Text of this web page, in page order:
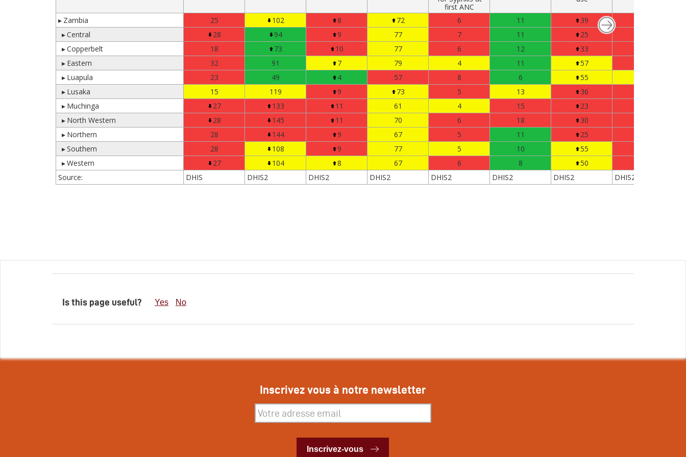
Is this page useful? Yes No
Inscrivez vous à notre newsletter
Inscrivez-vous
Inscrivez-vous